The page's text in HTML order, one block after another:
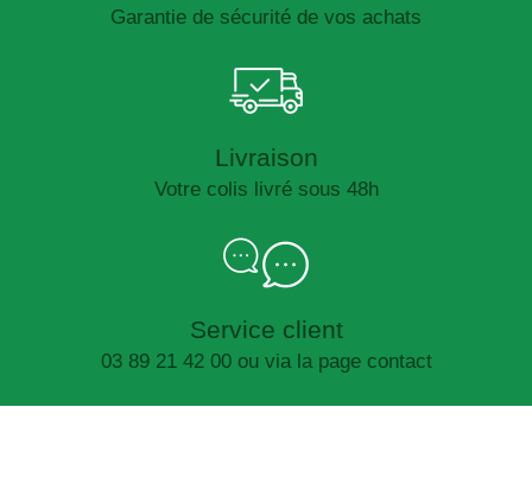
Garantie de sécurité de vos achats
Livraison
Votre colis livré sous 48h
Service client
03 89 21 42 00 ou via la page contact